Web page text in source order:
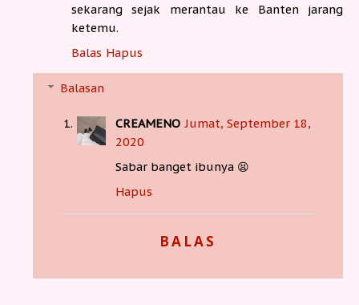
sekarang sejak merantau ke Banten jarang
ketemu.
Balas Hapus
Balasan
CREAMENO Jumat, September 18,
2020
Sabar banget ibunya 😫
Hapus
BALAS